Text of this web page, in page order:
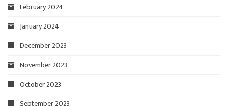
February 2024
January 2024
December 2023
November 2023
October 2023
September 2023